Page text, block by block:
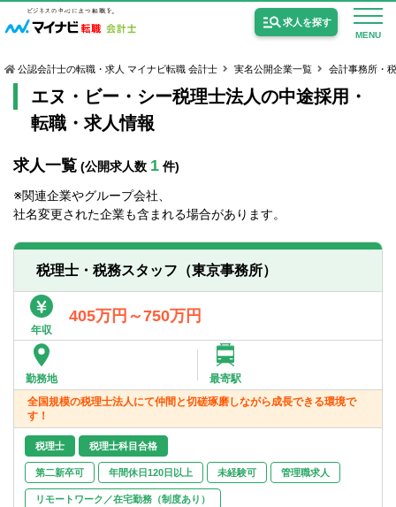
MENU
求人を探す
USCPA（米国公認会計士）の求人
個別転職相談会・セミナー
転職お役立ち情報
非公開求人とは？
公認会計士の転職・求人 マイナビ転職 会計士 実名公開企業一覧 会計事務所・
エヌ・ビー・シー税理士法人の中途採用・
転職・求人情報
求人一覧 (公開求人数 1 件)
※関連企業やグループ会社、
社名変更された企業も含まれる場合があります。
税理士・税務スタッフ（東京事務所）
年収
405万円～750万円
勤務地
最寄駅
全国規模の税理士法人にて仲間と切磋琢磨しながら成長できる環境で
す！
税理士 税理士科目合格
第二新卒可 年間休日120日以上 未経験可 管理職求人
リモートワーク／在宅勤務（制度あり）